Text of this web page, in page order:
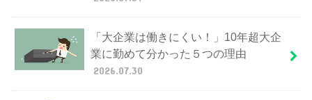
「大企業は働きにくい！」10年超大企
業に勤めて分かった５つの理由
2026.07.30